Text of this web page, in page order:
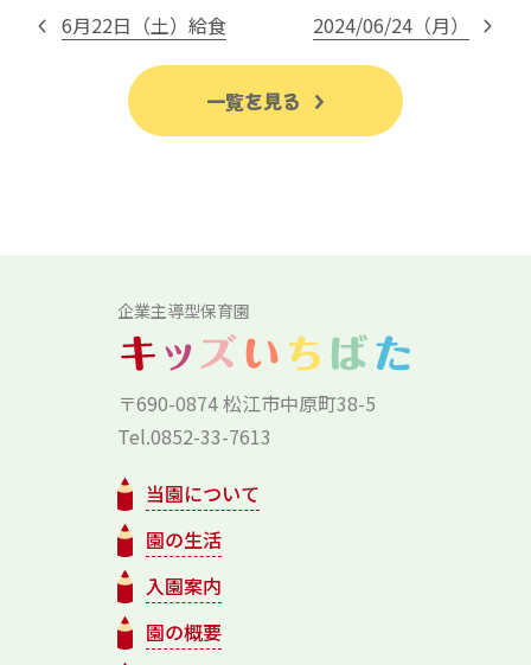
6月22日（土）給食 2024/06/24（月）
一覧を見る
企業主導型保育園
〒690-0874 松江市中原町38-5
Tel.0852-33-7613
当園について
園の生活
入園案内
園の概要